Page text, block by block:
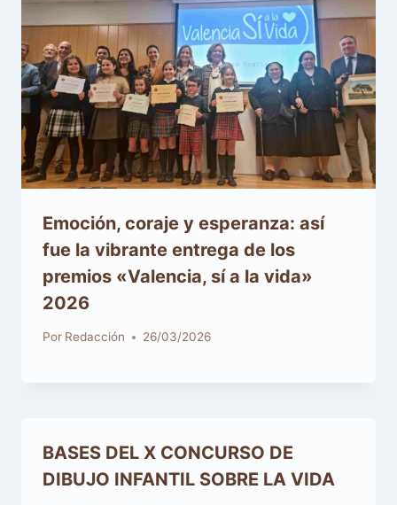
Emoción, coraje y esperanza: así
fue la vibrante entrega de los
premios «Valencia, sí a la vida»
2026
Por Redacción 26/03/2026
BASES DEL X CONCURSO DE
DIBUJO INFANTIL SOBRE LA VIDA